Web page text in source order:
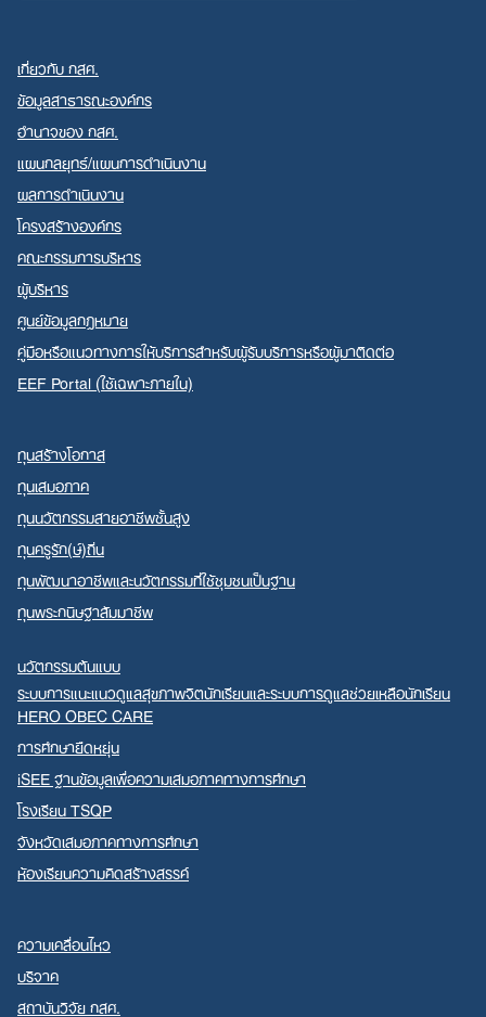
เกี่ยวกับ กสศ.
ข้อมูลสาธารณะองค์กร
อำนาจของ กสศ.
แผนกลยุทธ์/แผนการดำเนินงาน
ผลการดำเนินงาน
โครงสร้างองค์กร
คณะกรรมการบริหาร
ผู้บริหาร
ศูนย์ข้อมูลกฎหมาย
คู่มือหรือแนวทางการให้บริการสำหรับผู้รับบริการหรือผู้มาติดต่อ
EEF Portal (ใช้เฉพาะภายใน)
ทุนสร้างโอกาส
ทุนเสมอภาค
ทุนนวัตกรรมสายอาชีพชั้นสูง
ทุนครูรัก(ษ์)ถิ่น
ทุนพัฒนาอาชีพและนวัตกรรมที่ใช้ชุมชนเป็นฐาน
ทุนพระกนิษฐาสัมมาชีพ
นวัตกรรมต้นแบบ
ระบบการแนะแนวดูแลสุขภาพจิตนักเรียนและระบบการดูแลช่วยเหลือนักเรียน
HERO OBEC CARE
การศึกษายืดหยุ่น
iSEE ฐานข้อมูลเพื่อความเสมอภาคทางการศึกษา
โรงเรียน TSQP
จังหวัดเสมอภาคทางการศึกษา
ห้องเรียนความคิดสร้างสรรค์
ความเคลื่อนไหว
บริจาค
สถาบันวิจัย กสศ.